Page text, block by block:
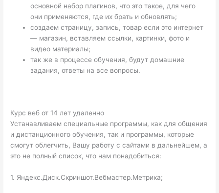
основной набор плагинов, что это такое, для чего
они применяются, где их брать и обновлять;
создаем страницу, запись, товар если это интернет
— магазин, вставляем ссылки, картинки, фото и
видео материалы;
так же в процессе обучения, будут домашние
задания, ответы на все вопросы.
Курс веб от 14 лет удаленно
Устанавливаем специальные программы, как для общения
и дистанционного обучения, так и программы, которые
смогут облегчить, Вашу работу с сайтами в дальнейшем, а
это не полный список, что нам понадобиться:
1. Яндекс.Диск.Скриншот.Вебмастер.Метрика;